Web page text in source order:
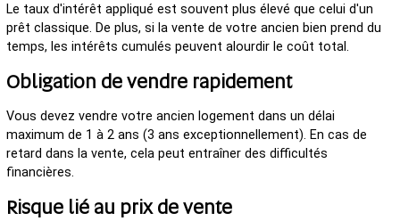
Le taux d'intérêt appliqué est souvent plus élevé que celui d'un
prêt classique. De plus, si la vente de votre ancien bien prend du
temps, les intérêts cumulés peuvent alourdir le coût total.
Obligation de vendre rapidement
Vous devez vendre votre ancien logement dans un délai
maximum de 1 à 2 ans (3 ans exceptionnellement). En cas de
retard dans la vente, cela peut entraîner des difficultés
financières.
Risque lié au prix de vente